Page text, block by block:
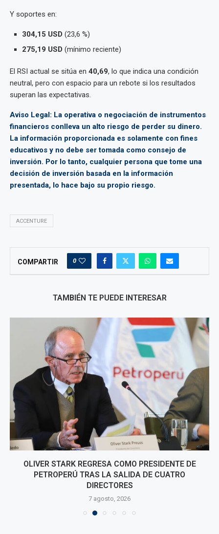
Y soportes en:
304,15 USD (23,6 %)
275,19 USD (mínimo reciente)
El RSI actual se sitúa en 40,69, lo que indica una condición
neutral, pero con espacio para un rebote si los resultados
superan las expectativas.
Aviso Legal: La operativa o negociación de instrumentos
financieros conlleva un alto riesgo de perder su dinero.
La información proporcionada es solamente con fines
educativos y no debe ser tomada como consejo de
inversión. Por lo tanto, cualquier persona que tome una
decisión de inversión basada en la información
presentada, lo hace bajo su propio riesgo.
ACCENTURE
COMPARTIR 0
TAMBIÉN TE PUEDE INTERESAR
OLIVER STARK REGRESA COMO PRESIDENTE DE
PETROPERÚ TRAS LA SALIDA DE CUATRO
DIRECTORES
7 agosto, 2026